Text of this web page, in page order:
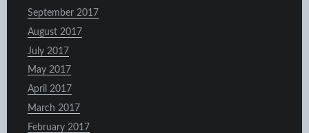
September 2017
August 2017
July 2017
May 2017
April 2017
March 2017
February 2017